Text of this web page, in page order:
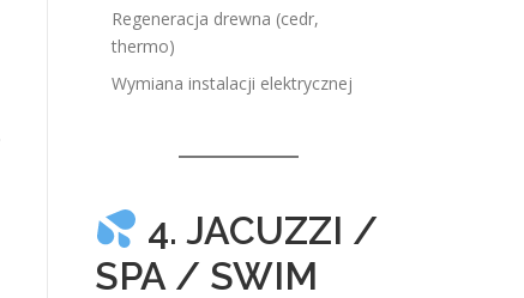
Regeneracja drewna (cedr,
thermo)
Wymiana instalacji elektrycznej
4. JACUZZI /
SPA / SWIM